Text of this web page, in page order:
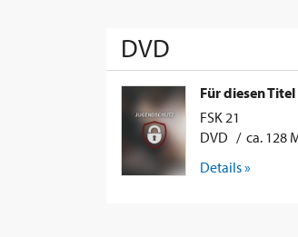
DVD
Für diesen
FSK 21
DVD / ca. 128
Details »